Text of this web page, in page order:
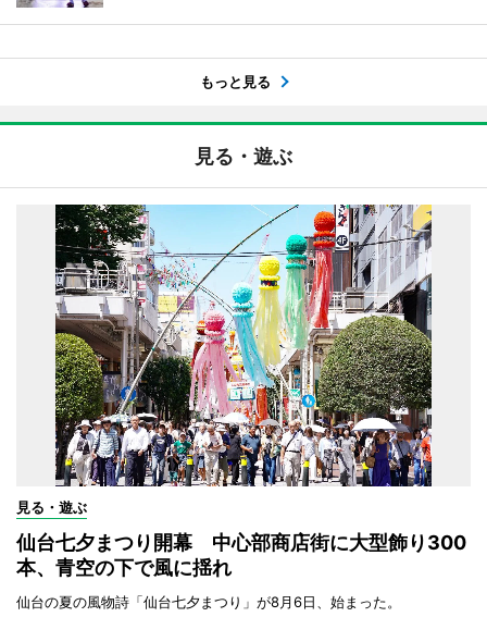
もっと見る
見る・遊ぶ
見る・遊ぶ
仙台七夕まつり開幕 中心部商店街に大型飾り300
本、青空の下で風に揺れ
仙台の夏の風物詩「仙台七夕まつり」が8月6日、始まった。